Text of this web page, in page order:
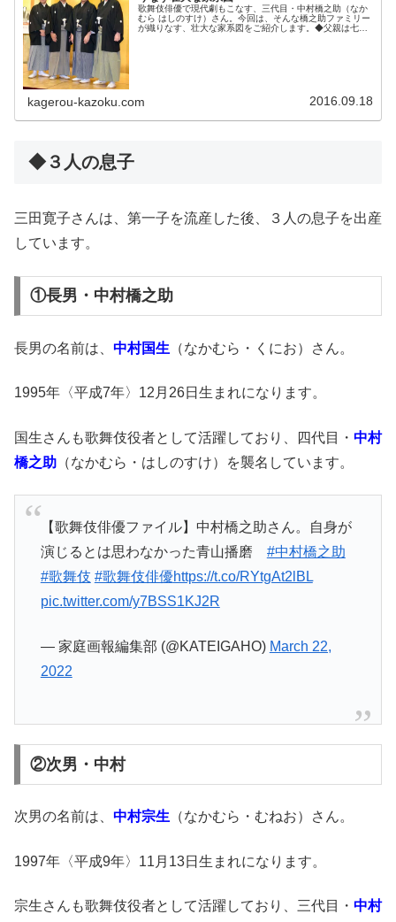
歌舞伎俳優で現代劇もこなす、三代目・中村橋之助（なか
むら はしのすけ）さん。今回は、そんな橋之助ファミリー
が織りなす、壮大な家系図をご紹介します。◆父親は七代
kagerou-kazoku.com 2016.09.18
◆３人の息子
三田寛子さんは、第一子を流産した後、３人の息子を出産
しています。
①長男・中村橋之助
長男の名前は、 中村国生 （なかむら・くにお）さん。
1995年〈平成7年〉12月26日生まれになります。
国生さんも歌舞伎役者として活躍しており、四代目・ 中村
橋之助 （なかむら・はしのすけ）を襲名しています。
【歌舞伎俳優ファイル】中村橋之助さん。自身が
演じるとは思わなかった青山播磨 #中村橋之助
#歌舞伎 #歌舞伎俳優https://t.co/RYtgAt2lBL
pic.twitter.com/y7BSS1KJ2R
— 家庭画報編集部 (@KATEIGAHO) March 22,
2022
②次男・中村
次男の名前は、 中村宗生 （なかむら・むねお）さん。
1997年〈平成9年〉11月13日生まれになります。
宗生さんも歌舞伎役者として活躍しており、三代目・ 中村